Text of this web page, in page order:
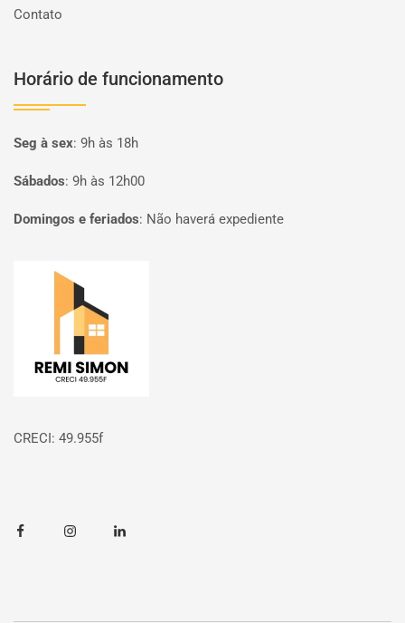
Contato
Horário de funcionamento
Seg à sex: 9h às 18h
Sábados: 9h às 12h00
Domingos e feriados: Não haverá expediente
Página inicial
CRECI: 49.955f
FacebookInstagramLinkedin